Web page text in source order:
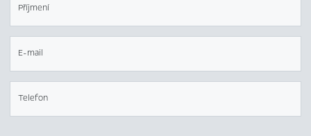
Příjmení
E-mail
Telefon